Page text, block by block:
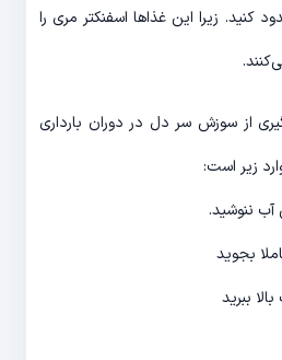
کنید. زیرا این غذاها اسفنکتر مری را
از سوزش سر دل در دوران بارداری
زیر است:
آب ننوشید.
بجوید
ببرید